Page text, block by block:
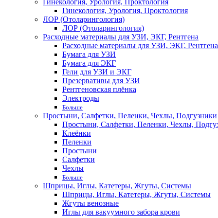
Гинекология, Урология, Проктология
Гинекология, Урология, Проктология
ЛОР (Отоларингология)
ЛОР (Отоларингология)
Расходные материалы для УЗИ, ЭКГ, Рентгена
Расходные материалы для УЗИ, ЭКГ, Рентгена
Бумага для УЗИ
Бумага для ЭКГ
Гели для УЗИ и ЭКГ
Презервативы для УЗИ
Рентгеновская плёнка
Электроды
Больше
Простыни, Салфетки, Пеленки, Чехлы, Подгузники
Простыни, Салфетки, Пеленки, Чехлы,
Клеёнки
Пеленки
Простыни
Салфетки
Чехлы
Больше
Шприцы, Иглы, Катетеры, Жгуты, Системы
Шприцы, Иглы, Катетеры, Жгуты, Системы
Жгуты венозные
Иглы для вакуумного забора крови